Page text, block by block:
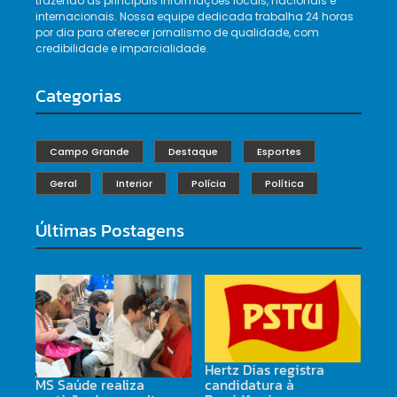
internacionais. Nossa equipe dedicada trabalha 24 horas
por dia para oferecer jornalismo de qualidade, com
credibilidade e imparcialidade.
Categorias
Campo Grande Destaque Esportes
Geral Interior Polícia Política
Últimas Postagens
MS Saúde realiza
Hertz Dias registra
candidatura à